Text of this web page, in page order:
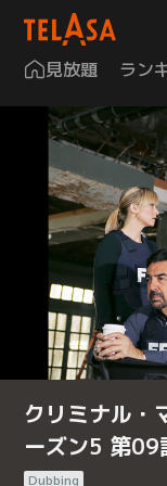
見放題 ラン
クリミナル・
ーズン5 第09
Dubbing